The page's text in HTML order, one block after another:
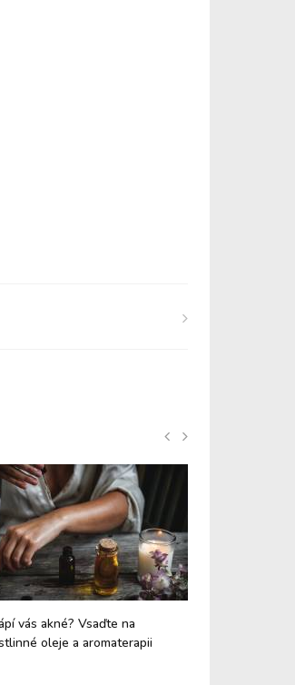
vás akné? Vsaďte na
oleje a aromaterapii